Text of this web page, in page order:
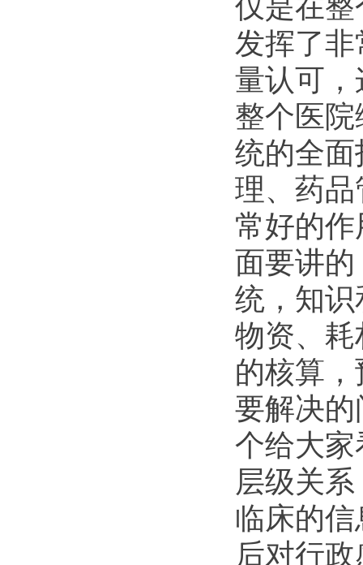
发挥了
量认可
整个医
统的全
理、药
常好的
面要讲
统，知
物资、
的核算
要解决
个给大
层级关
临床的
后对行